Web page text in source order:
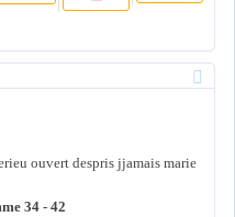
ouvert despris jjamais marie
34 - 42